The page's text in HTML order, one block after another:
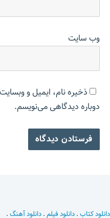
وب‌ سایت
ذخیره نام، ایمیل و
دوباره دیدگاهی می‌نویسم.
دانلود کتاب.دانلود فیلم.دانلود آهنگ.